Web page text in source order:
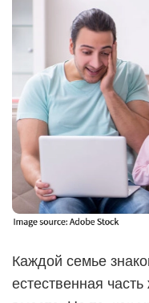
Каждой семье
естественная